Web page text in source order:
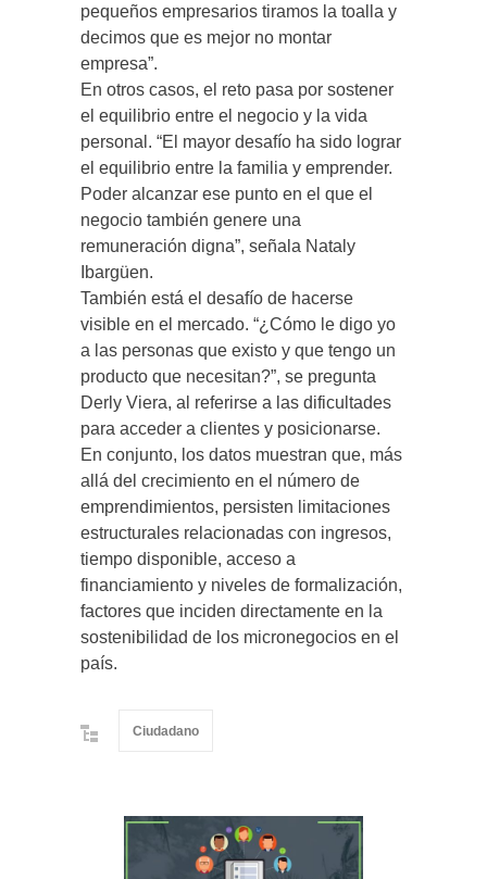
pequeños empresarios tiramos la toalla y
decimos que es mejor no montar
empresa”.
En otros casos, el reto pasa por sostener
el equilibrio entre el negocio y la vida
personal. “El mayor desafío ha sido lograr
el equilibrio entre la familia y emprender.
Poder alcanzar ese punto en el que el
negocio también genere una
remuneración digna”, señala Nataly
Ibargüen.
También está el desafío de hacerse
visible en el mercado. “¿Cómo le digo yo
a las personas que existo y que tengo un
producto que necesitan?”, se pregunta
Derly Viera, al referirse a las dificultades
para acceder a clientes y posicionarse.
En conjunto, los datos muestran que, más
allá del crecimiento en el número de
emprendimientos, persisten limitaciones
estructurales relacionadas con ingresos,
tiempo disponible, acceso a
financiamiento y niveles de formalización,
factores que inciden directamente en la
sostenibilidad de los micronegocios en el
país.
Ciudadano